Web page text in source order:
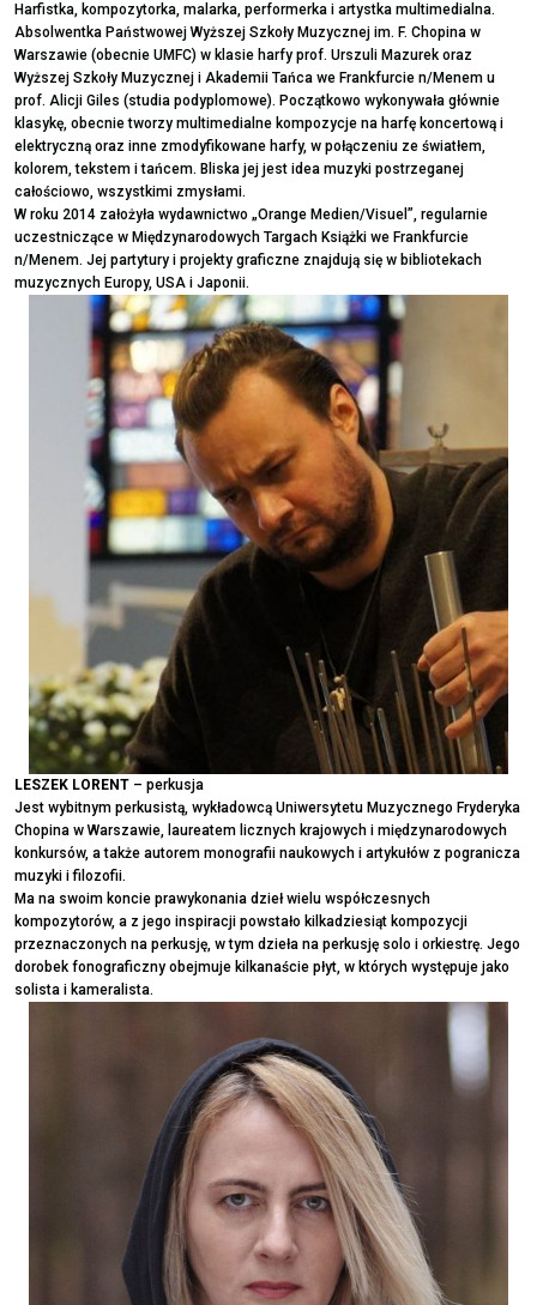
Harfistka, kompozytorka, malarka, performerka i artystka multimedialna.
Absolwentka Państwowej Wyższej Szkoły Muzycznej im. F. Chopina w
Warszawie (obecnie UMFC) w klasie harfy prof. Urszuli Mazurek oraz
Wyższej Szkoły Muzycznej i Akademii Tańca we Frankfurcie n/Menem u
prof. Alicji Giles (studia podyplomowe). Początkowo wykonywała głównie
klasykę, obecnie tworzy multimedialne kompozycje na harfę koncertową i
elektryczną oraz inne zmodyfikowane harfy, w połączeniu ze światłem,
kolorem, tekstem i tańcem. Bliska jej jest idea muzyki postrzeganej
całościowo, wszystkimi zmysłami.
W roku 2014 założyła wydawnictwo „Orange Medien/Visuel”, regularnie
uczestniczące w Międzynarodowych Targach Książki we Frankfurcie
n/Menem. Jej partytury i projekty graficzne znajdują się w bibliotekach
muzycznych Europy, USA i Japonii.
LESZEK LORENT – perkusja
Jest wybitnym perkusistą, wykładowcą Uniwersytetu Muzycznego Fryderyka
Chopina w Warszawie, laureatem licznych krajowych i międzynarodowych
konkursów, a także autorem monografii naukowych i artykułów z pogranicza
muzyki i filozofii.
Ma na swoim koncie prawykonania dzieł wielu współczesnych
kompozytorów, a z jego inspiracji powstało kilkadziesiąt kompozycji
przeznaczonych na perkusję, w tym dzieła na perkusję solo i orkiestrę. Jego
dorobek fonograficzny obejmuje kilkanaście płyt, w których występuje jako
solista i kameralista.